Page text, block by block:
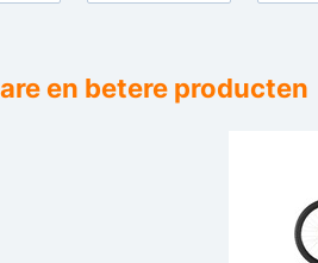
en betere producten